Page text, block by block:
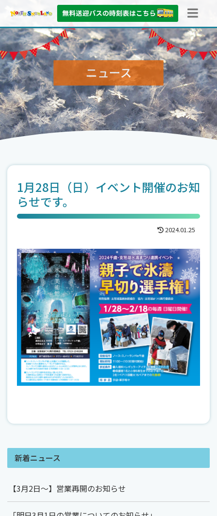
ニュース
1月28日（日）イベント開催のお知
らせです。
2024.01.25
新着ニュース
【3月2日～】営業再開のお知らせ